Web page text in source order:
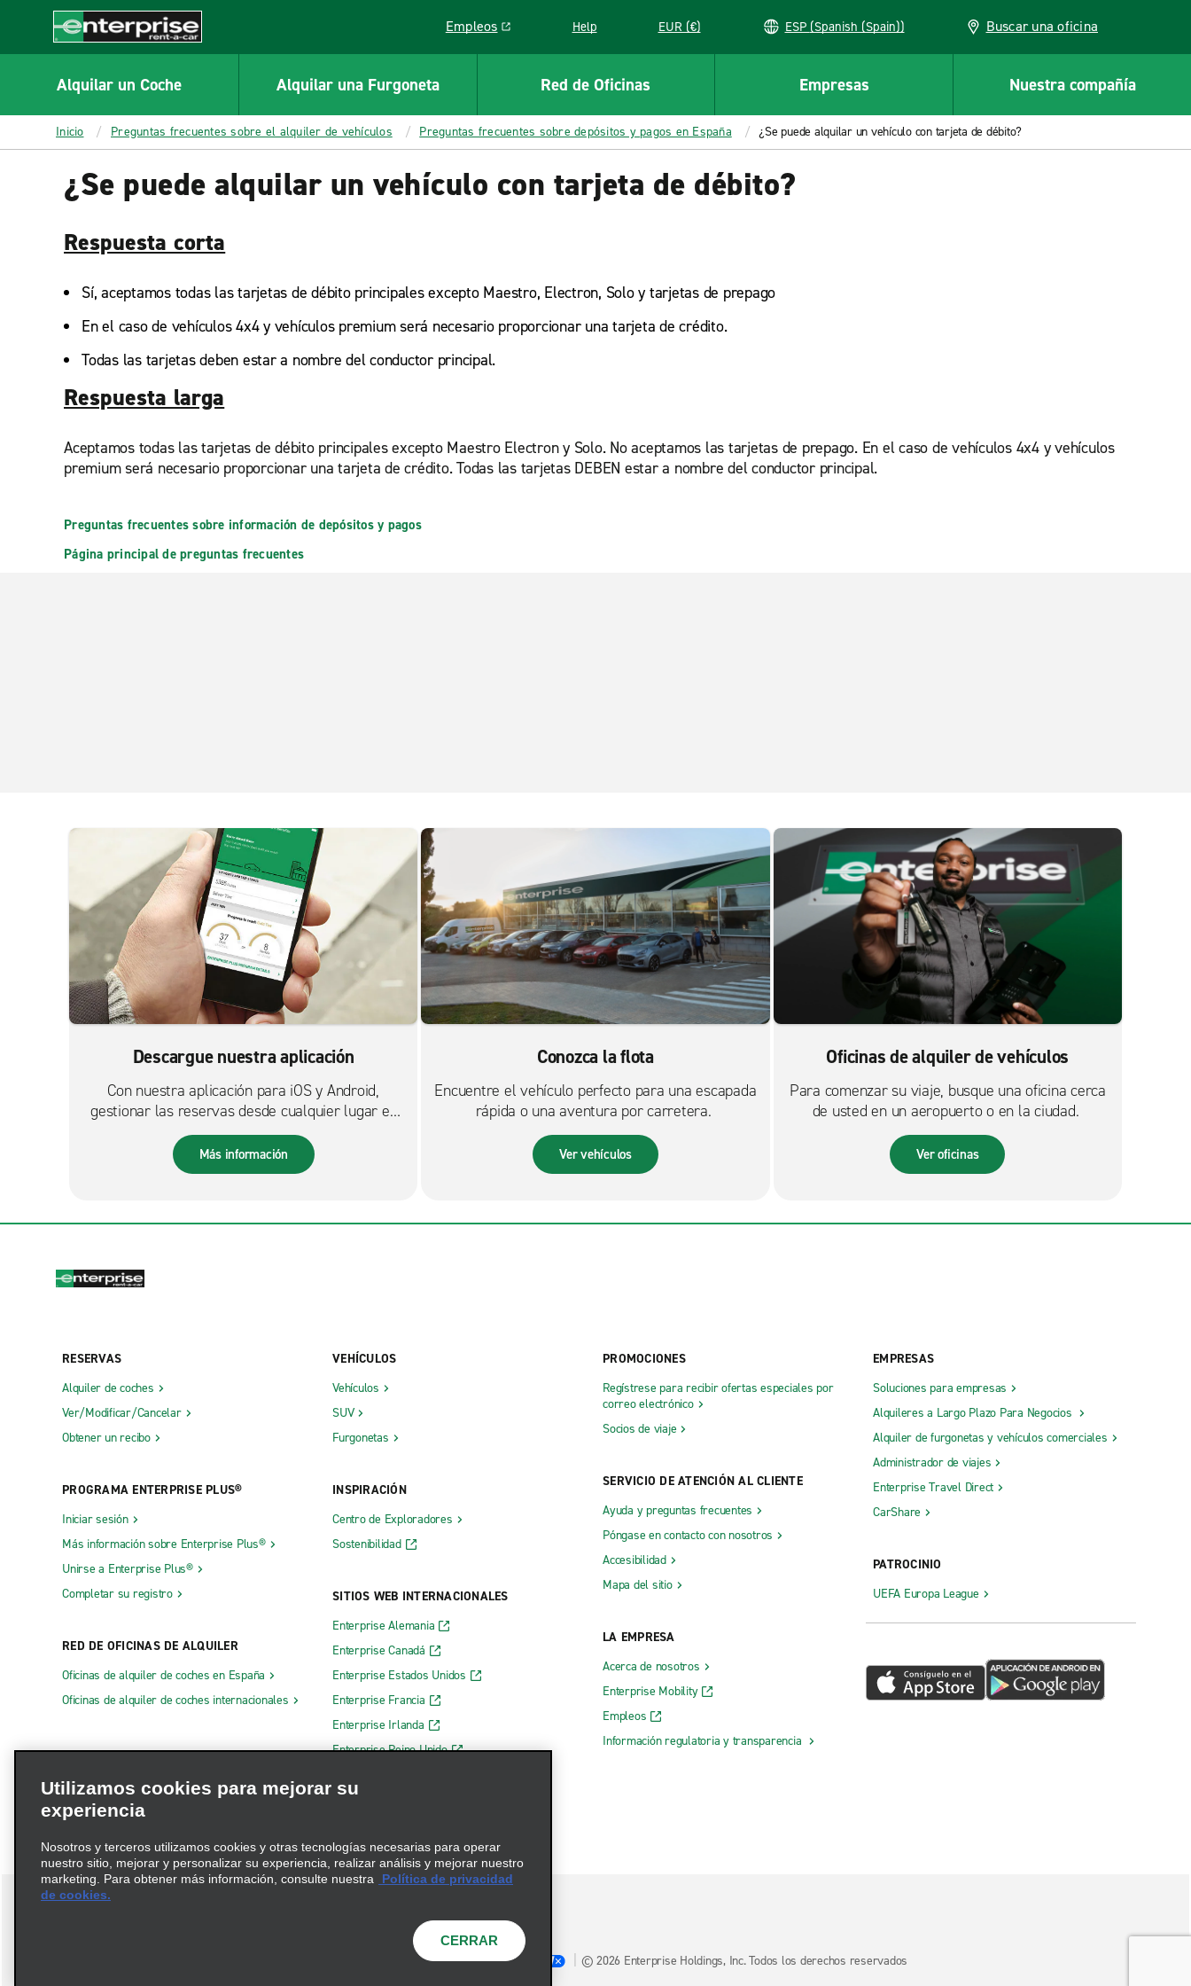
CONTENT
Enterprise
Empleos
Link opens in a new window
Help EUR (€) ESP (Spanish (Spain)) Buscar una oficina
Alquilar un Coche Alquilar una Furgoneta Red de Oficinas Empresas Nuestra compañía
Inicio Preguntas frecuentes sobre el alquiler de vehículos Preguntas frecuentes sobre depósitos y pagos en España ¿Se puede alquilar un vehículo con tarjeta de débito?
¿Se puede alquilar un vehículo con tarjeta de débito?
Respuesta corta
Sí, aceptamos todas las tarjetas de débito principales excepto Maestro, Electron, Solo y tarjetas de prepago
En el caso de vehículos 4x4 y vehículos premium será necesario proporcionar una tarjeta de crédito.
Todas las tarjetas deben estar a nombre del conductor principal.
Respuesta larga
Aceptamos todas las tarjetas de débito principales excepto Maestro Electron y Solo. No aceptamos las tarjetas de prepago. En el caso de vehículos 4x4 y vehículos
premium será necesario proporcionar una tarjeta de crédito. Todas las tarjetas DEBEN estar a nombre del conductor principal.
Preguntas frecuentes sobre información de depósitos y pagos
Página principal de preguntas frecuentes
Descargue nuestra aplicación
Con nuestra aplicación para iOS y Android,
gestionar las reservas desde cualquier lugar es
más fácil que nunca.
Más información
Conozca la flota
Encuentre el vehículo perfecto para una escapada
rápida o una aventura por carretera.
Ver vehículos
Oficinas de alquiler de vehículos
Para comenzar su viaje, busque una oficina cerca
de usted en un aeropuerto o en la ciudad.
Ver oficinas
RESERVAS
Alquiler de coches
Ver/Modificar/Cancelar
Obtener un recibo
PROGRAMA ENTERPRISE PLUS®
Iniciar sesión
Más información sobre Enterprise Plus®
Unirse a Enterprise Plus®
Completar su registro
RED DE OFICINAS DE ALQUILER
Oficinas de alquiler de coches en España
Oficinas de alquiler de coches internacionales
VEHÍCULOS
Vehículos
SUV
Furgonetas
INSPIRACIÓN
Centro de Exploradores
Sostenibilidad
SITIOS WEB INTERNACIONALES
Enterprise Alemania
Enterprise Canadá
Enterprise Estados Unidos
Enterprise Francia
Enterprise Irlanda
Enterprise Reino Unido
PROMOCIONES
Regístrese para recibir ofertas especiales por
correo electrónico
Socios de viaje
SERVICIO DE ATENCIÓN AL CLIENTE
Ayuda y preguntas frecuentes
Póngase en contacto con nosotros
Accesibilidad
Mapa del sitio
LA EMPRESA
Acerca de nosotros
Enterprise Mobility
Empleos
Información regulatoria y transparencia
EMPRESAS
Soluciones para empresas
Alquileres a Largo Plazo Para Negocios
Alquiler de furgonetas y vehículos comerciales
Administrador de viajes
Enterprise Travel Direct
CarShare
PATROCINIO
UEFA Europa League
Opciones de privacidad © 2026 Enterprise Holdings, Inc. Todos los derechos reservados
Utilizamos cookies para mejorar su
experiencia
Nosotros y terceros utilizamos cookies y otras tecnologías necesarias para operar
nuestro sitio, mejorar y personalizar su experiencia, realizar análisis y mejorar nuestro
marketing. Para obtener más información, consulte nuestra
Política de privacidad
de cookies.
CERRAR